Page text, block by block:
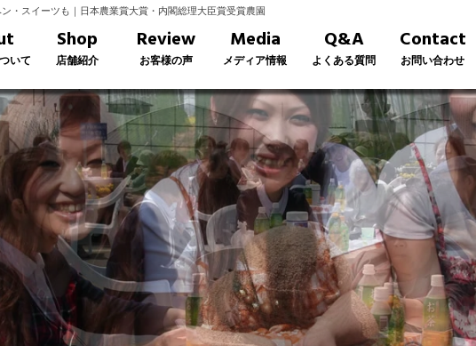
・スイーツも｜日本農業賞大賞・内閣総理大臣賞受賞農園
いて
Shop
店舗紹介
Review
お客様の声
Media
メディア情報
Q&A
よくある質問
Contact
お問い合わせ